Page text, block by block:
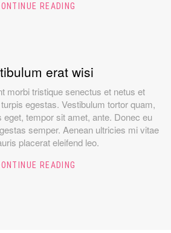
READING
erat wisi
morbi tristique senectus et netus et
egestas. Vestibulum tortor quam,
eget, tempor sit amet, ante. Donec eu
semper. Aenean ultricies mi vitae
placerat eleifend leo.
READING